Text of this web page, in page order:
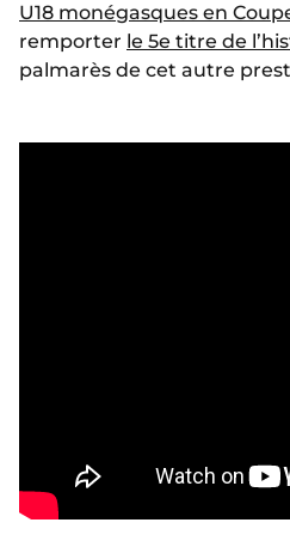
U18 monégasques en
remporter le 5e titre de
palmarès de cet autre